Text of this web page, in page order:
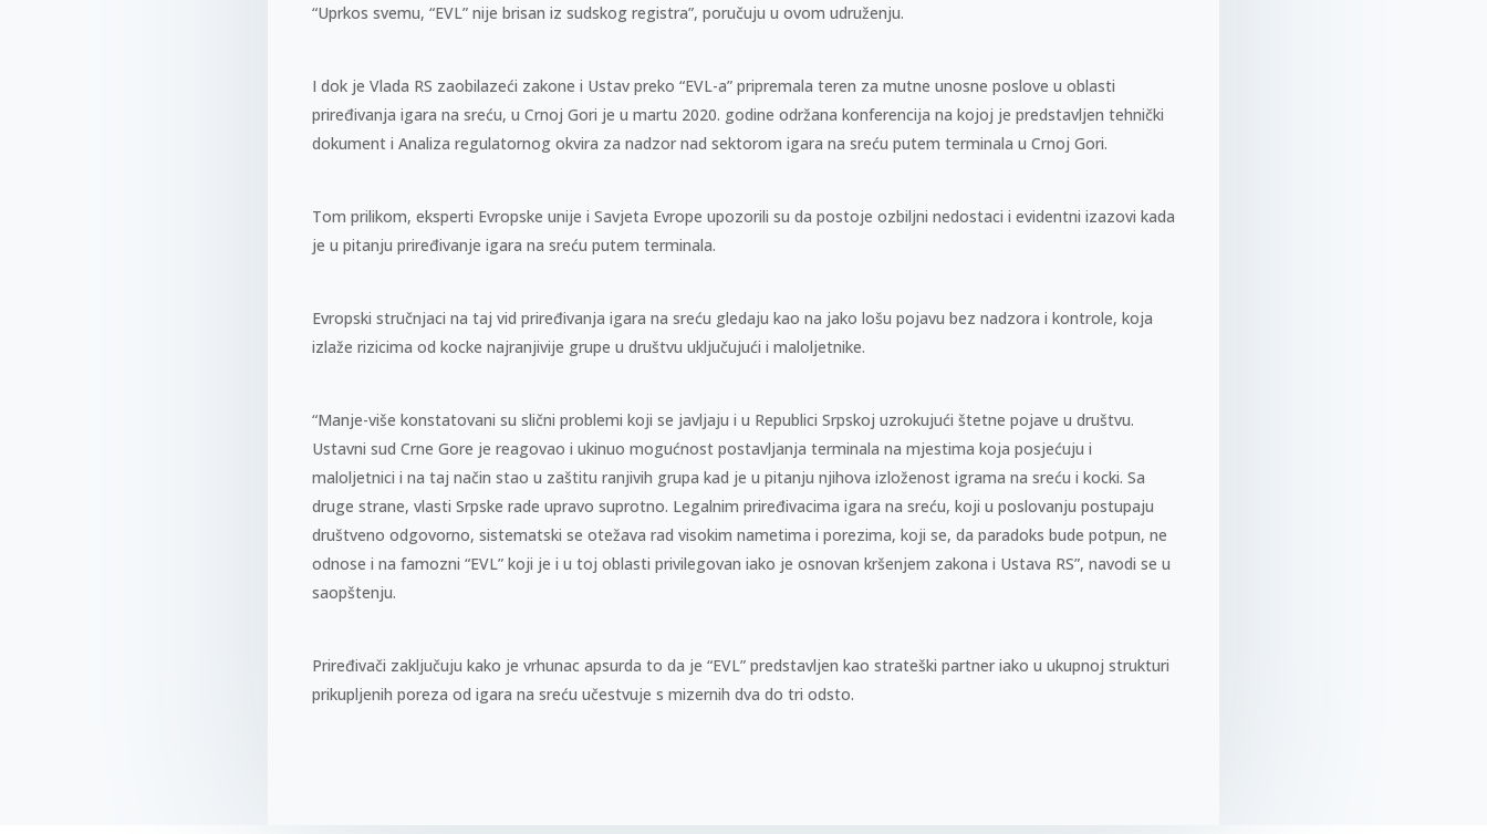
“Uprkos svemu, “EVL” nije brisan iz sudskog registra”, poručuju u ovom udruženju.
I dok je Vlada RS zaobilazeći zakone i Ustav preko “EVL-a” pripremala teren za mutne unosne poslove u oblasti
priređivanja igara na sreću, u Crnoj Gori je u martu 2020. godine održana konferencija na kojoj je predstavljen tehnički
dokument i Analiza regulatornog okvira za nadzor nad sektorom igara na sreću putem terminala u Crnoj Gori.
Tom prilikom, eksperti Evropske unije i Savjeta Evrope upozorili su da postoje ozbiljni nedostaci i evidentni izazovi kada
je u pitanju priređivanje igara na sreću putem terminala.
Evropski stručnjaci na taj vid priređivanja igara na sreću gledaju kao na jako lošu pojavu bez nadzora i kontrole, koja
izlaže rizicima od kocke najranjivije grupe u društvu uključujući i maloljetnike.
“Manje-više konstatovani su slični problemi koji se javljaju i u Republici Srpskoj uzrokujući štetne pojave u društvu.
Ustavni sud Crne Gore je reagovao i ukinuo mogućnost postavljanja terminala na mjestima koja posjećuju i
maloljetnici i na taj način stao u zaštitu ranjivih grupa kad je u pitanju njihova izloženost igrama na sreću i kocki. Sa
druge strane, vlasti Srpske rade upravo suprotno. Legalnim priređivacima igara na sreću, koji u poslovanju postupaju
društveno odgovorno, sistematski se otežava rad visokim nametima i porezima, koji se, da paradoks bude potpun, ne
odnose i na famozni “EVL” koji je i u toj oblasti privilegovan iako je osnovan kršenjem zakona i Ustava RS”, navodi se u
saopštenju.
Priređivači zaključuju kako je vrhunac apsurda to da je “EVL” predstavljen kao strateški partner iako u ukupnoj strukturi
prikupljenih poreza od igara na sreću učestvuje s mizernih dva do tri odsto.